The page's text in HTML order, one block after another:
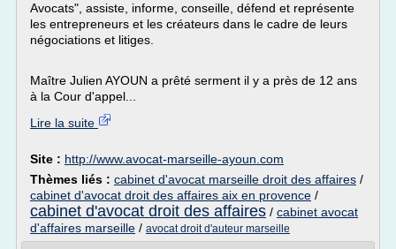
Avocats", assiste, informe, conseille, défend et représente
les entrepreneurs et les créateurs dans le cadre de leurs
négociations et litiges.
Maître Julien AYOUN a prêté serment il y a près de 12 ans
à la Cour d'appel...
Lire la suite
Site : http://www.avocat-marseille-ayoun.com
Thèmes liés : cabinet d'avocat marseille droit des affaires /
cabinet d'avocat droit des affaires aix en provence /
cabinet d'avocat droit des affaires / cabinet avocat
d'affaires marseille / avocat droit d'auteur marseille